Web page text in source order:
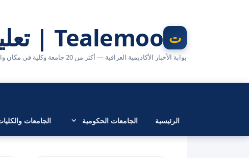
Tealemoo | تعليمو
بوابة الأخبار الأكاديمية العراقية — أكثر من 20 جامعة وكلية في مكان واحد
الرئيسية الجامعات الحكومية الجامعات